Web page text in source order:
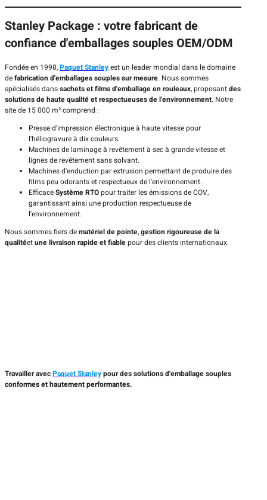
Stanley Package : votre fabricant de
confiance d'emballages souples OEM/ODM
Fondée en 1998,Paquet Stanleyest un leader mondial dans le domaine
defabrication d'emballages souples sur mesure. Nous sommes
spécialisés danssachets et films d'emballage en rouleaux, proposantdes
solutions de haute qualité et respectueuses de l'environnement. Notre
site de 15 000 m² comprend :
Presse d'impression électronique à haute vitesse pour
l'héliogravure à dix couleurs.
Machines de laminage à revêtement à sec à grande vitesse et
lignes de revêtement sans solvant.
Machines d'enduction par extrusion permettant de produire des
films peu odorants et respectueux de l'environnement.
EfficaceSystème RTOpour traiter les émissions de COV,
garantissant ainsi une production respectueuse de
l'environnement.
Nous sommes fiers dematériel de pointe,gestion rigoureuse de la
qualitéetune livraison rapide et fiablepour des clients internationaux.
Travailler avecPaquet Stanleypour des solutions d'emballage souples
conformes et hautement performantes.